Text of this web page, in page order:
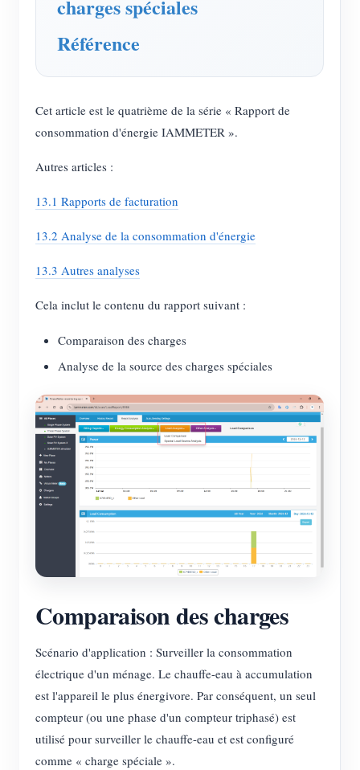
Chargeur EV
Simulateur IAMMETER
Applications
Moniteur d’énergie pour système solaire PV
Moniteur de consommation électrique
Boutique
Ressources
Démarrage rapide du produit
Communauté
Programme contributeur
Centre des contributeurs
Forum
Explorer le site
Classement PV
Solutions
Contact
À propos de nous
charges spéciales
Référence
Cet article est le quatrième de la série « Rapport de
consommation d'énergie IAMMETER ».
Autres articles :
13.1 Rapports de facturation
13.2 Analyse de la consommation d'énergie
13.3 Autres analyses
Cela inclut le contenu du rapport suivant :
Comparaison des charges
Analyse de la source des charges spéciales
Comparaison des charges
Scénario d'application : Surveiller la consommation
électrique d'un ménage. Le chauffe-eau à accumulation
est l'appareil le plus énergivore. Par conséquent, un seul
compteur (ou une phase d'un compteur triphasé) est
utilisé pour surveiller le chauffe-eau et est configuré
comme « charge spéciale ».